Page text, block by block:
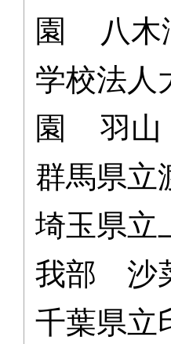
園 八木
学校法人
園 羽
群馬県
埼玉県
我部 沙
千葉県